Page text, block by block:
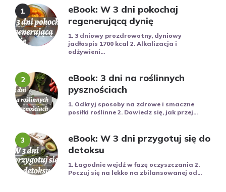
eBook: W 3 dni pokochaj
regenerującą dynię
1. 3 dniowy prozdrowotny, dyniowy
jadłospis 1700 kcal 2. Alkalizacja i
odżywieni...
eBook: 3 dni na roślinnych
pysznościach
1. Odkryj sposoby na zdrowe i smaczne
posiłki roślinne 2. Dowiedz się, jak przej...
eBook: W 3 dni przygotuj się do
detoksu
1. Łagodnie wejdź w fazę oczyszczania 2.
Poczuj się na lekko na zbilansowanej od...